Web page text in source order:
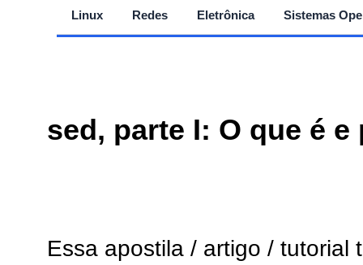
Linux Redes Eletrônica Sistemas
sed, parte I: O que é e
Essa apostila / artigo / tutorial